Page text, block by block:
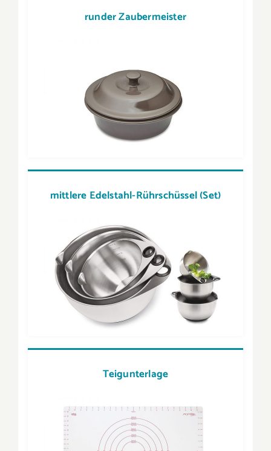
runder Zaubermeister
mittlere Edelstahl-Rührschüssel (Set)
Teigunterlage